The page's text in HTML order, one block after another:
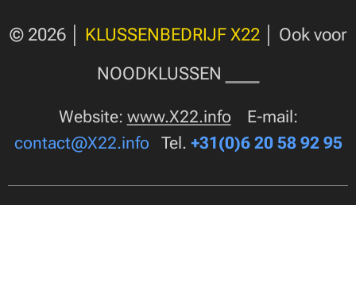
© 2026 │ KLUSSENBEDRIJF X22│ Ook voor
NOODKLUSSEN
Website: www.X22.info E-mail:
contact@X22.info
Tel. +31(0)6 20 58 92 95